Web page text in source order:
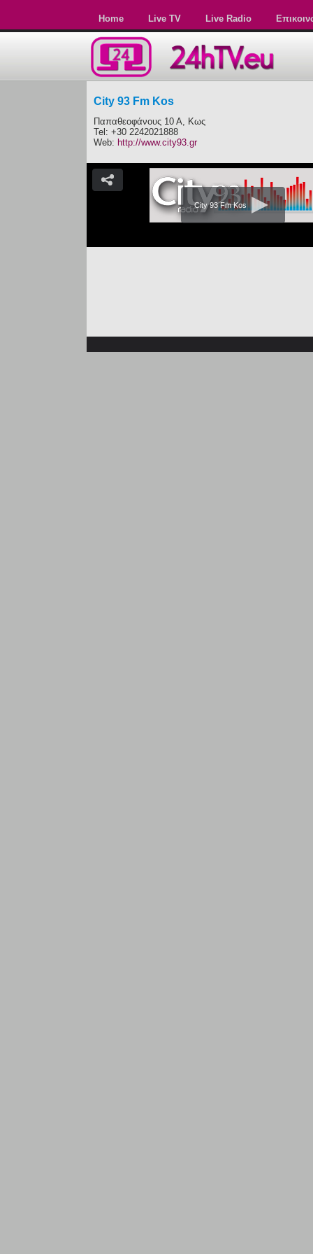
Home Live TV Live Radio
City 93 Fm Kos
Παπαθεοφάνους 10 Α, Κως
Tel: +30 2242021888
Web: http://www.city93.gr
City 93 Fm Kos